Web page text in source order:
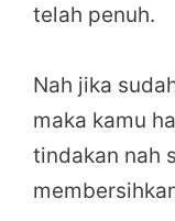
telah penuh.
Nah jika
maka kamu
tindakan nah